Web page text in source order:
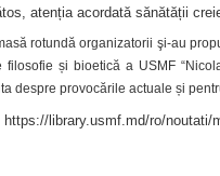
atenția acordată sănătății
rotundă organizatorii şi-au
filosofie și bioetică a USMF
despre provocările actuale și
https://library.usmf.md/ro/noutati/